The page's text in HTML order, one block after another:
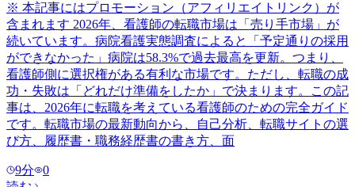
※ 本記事にはプロモーション（アフィリエイトリンク）が
含まれます 2026年、看護師の転職市場は「売り手市場」が
続いています。病院看護実態調査によると「予定通りの採用
ができなかった」病院は58.3%で過去最高を更新。つまり、
看護師側に選択権がある有利な市場です。ただし、転職の成
功・失敗は「どれだけ準備をしたか」で決まります。この記
事は、2026年に転職を考えている看護師のための完全ガイド
です。転職市場の最新動向から、自己分析、転職サイトの選
び方、履歴書・職務経歴書の書き方、面
9分
0